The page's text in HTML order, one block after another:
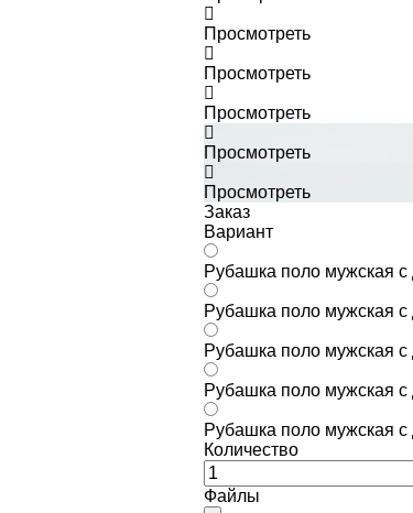
Просмотреть
Просмотреть
Просмотреть
Просмотреть
Просмотреть
Заказ
Вариант
Рубашка поло мужская
Рубашка поло мужская
Рубашка поло мужская
Рубашка поло мужская
Рубашка поло мужская
Количество
Файлы